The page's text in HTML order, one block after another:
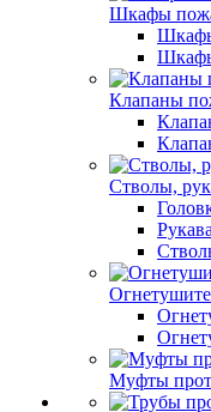
Шкафы
Клапаны
Стволы,
Муфты